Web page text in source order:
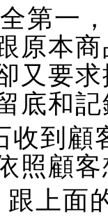
第一
原本
又要
底和
收到顧
照顧
上面